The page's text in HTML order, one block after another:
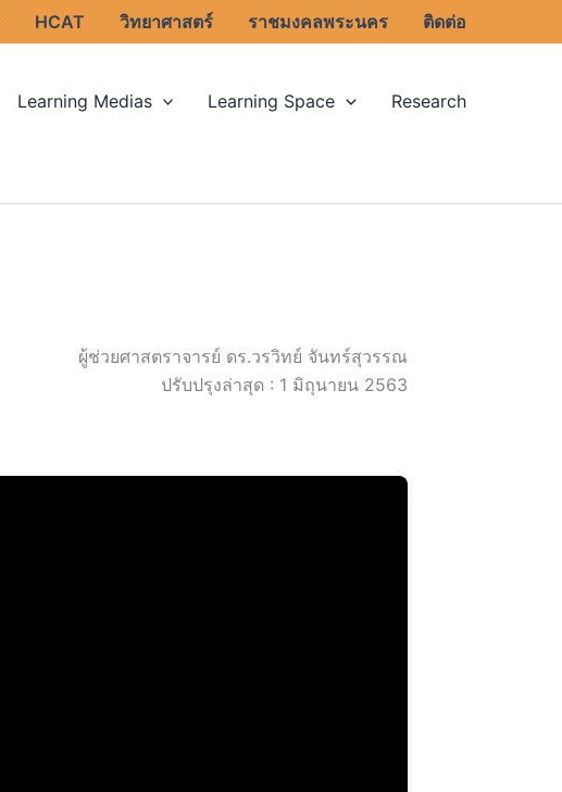
HCAT วิทยาศาสตร์ ราชมงคลพระนคร ติดต่อ
Learning Medias Learning Space Research
ผู้ช่วยศาสตราจารย์ ดร.วรวิทย์ จันทร์สุวรรณ
ปรับปรุงล่าสุด : 1 มิถุนายน 2563